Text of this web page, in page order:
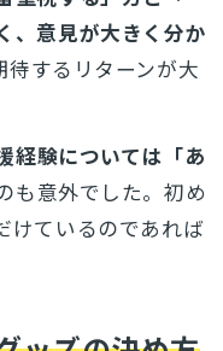
、意見が大きく分か
待するリターンが大
経験については「あ
も意外でした。初め
けているのであれば